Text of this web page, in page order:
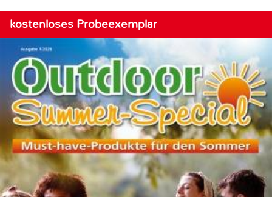
kostenloses Probeexemplar